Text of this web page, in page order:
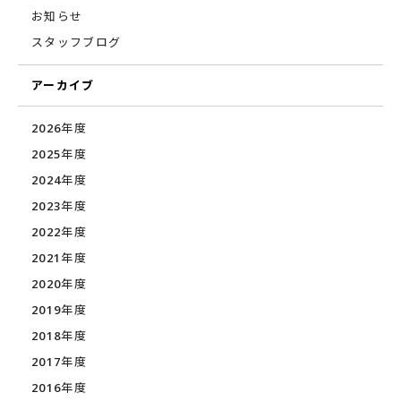
お知らせ
スタッフブログ
アーカイブ
2026年度
2025年度
2024年度
2023年度
2022年度
2021年度
2020年度
2019年度
2018年度
2017年度
2016年度